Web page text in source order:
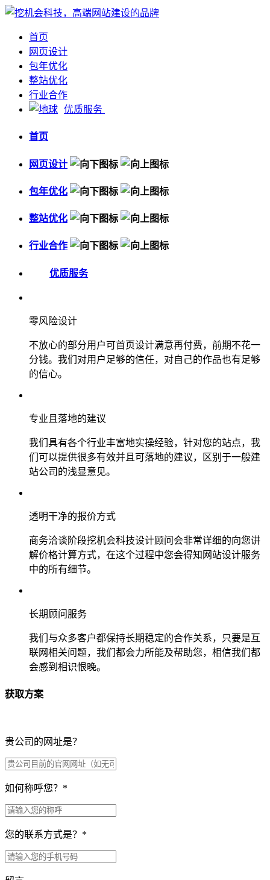
首页
网页设计
包年优化
整站优化
行业合作
优质服务
首页
网页设计
包年优化
整站优化
行业合作
优质服务
零风险设计
不放心的部分用户可首页设计满意再付费，前期不花一
分钱。我们对用户足够的信任，对自己的作品也有足够
的信心。
专业且落地的建议
我们具有各个行业丰富地实操经验，针对您的站点，我
们可以提供很多有效并且可落地的建议，区别于一般建
站公司的浅显意见。
透明干净的报价方式
商务洽谈阶段挖机会科技设计顾问会非常详细的向您讲
解价格计算方式，在这个过程中您会得知网站设计服务
中的所有细节。
长期顾问服务
我们与众多客户都保持长期稳定的合作关系，只要是互
联网相关问题，我们都会力所能及帮助您，相信我们都
会感到相识恨晚。
获取方案
贵公司的网址是？
如何称呼您？ *
您的联系方式是？ *